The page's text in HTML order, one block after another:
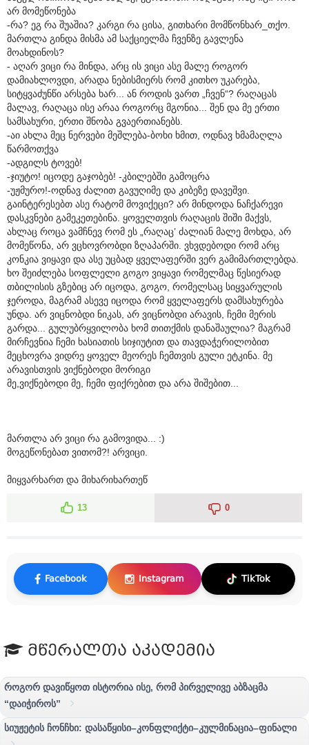
არ მომეწონება
-რა? ეგ რა შუაშია? კარგი რა ცისა, გითხარი მომწონხარ_თქო.
მართლა გინდა მისმა ამ საქციელმა ჩვენზე გავლენა
მოახდინოს?
- აღარ ვიცი რა მინდა, არც ის ვიცი ასე მალე როგორ
დამიახლოვდი, არადა ნებისმიერს რომ კითხო უკარება,
სიტყვაძუნწი არსება ხარ... ან როდის ვართ „ჩვენ“? რაღაცას
მალავ, რაღაცა ისე არაა როგორც მგონია... შენ და მე ერთი
სამსახური, ერთი შნობა გვაერთიანებს.
-აი ახლა მეც ნერვები მეშლება-ბოხი ხმით, ოდნავ ხმამაღლა
წარმოთქვა
-ადგილს ტოვებ!
-ჯიუტო! იცოდე გაჯობებ! -კბილებში გამოცრა
-უჟმურო!-ოდნავ ძალით გავუღიმე და კიბეზე დავეშვი.
გაინტერესებთ ასე რატომ მოვიქეცი? არ მინდოდა ნაჩქარევი
დასკვნები გამეკეთებინა. ყოველთვის რაღაცის შიში მაქვს,
ახლაც როცა ვამჩნევ რომ ეს „რაღაც’ ძალიან მალე მოხდა, არ
მომეწონა, არ ვცხოვრობდი ზღაპარში. ვხვდებოდი რომ არც
კონკია ვიყავი და ასე უცბად ყველაფერში ვერ გამიმართლებდა.
ხო შეიძლება სოფლელი გოგო ვიყავი რომელმაც წესიერად
თბილისის გზებიც არ იცოდა, გოგო, რომელსაც სიყვარულის
ჯეროდა, მაგრამ ასევე იცოდა რომ ყველაფერს დამსახურება
უნდა. არ ვიცნობდი ნიკას, არ ვიცნობდი არავის, ჩემი მერის
გარდა... გულუბრყვილობა ხომ თითქმის დანაშაულია? მაგრამ
მირჩევნია ჩემი ხასიათის სიჯიუტით და თავდაჭერილობით
მეცხოვრა ვიდრე ყოველ მეორეს ჩემთვის გული ეტკინა. მე
არავისთვის ვიქნებოდი მორიგი
მე,ვიქნებოდი მე, ჩემი ფიქრებით და არა შიშებით...
მართლა არ ვიცი რა გამოვიდა... :)
მოგეწონებათ ვითომ?! არვიცი.
მიყვარხართ და მიხარიხართეწ
13 0
Facebook Instagram TikTok
მწერალთა აკადემია
როგორ დავიწყოთ ისტორია ისე, რომ პირველივე აბზაცმა
“დაიჭიროს”
სიუჟეტის ჩონჩხი: დასაწყისი–კონფლიქტი–კულმინაცია–ფინალი